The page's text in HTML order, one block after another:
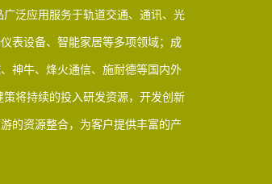
泛应用服务于轨道交通、通讯、光
表设备、智能家居等多项领域；成
神牛、烽火通信、施耐德等国内外
将持续的投入研发资源，开发创新
的资源整合，为客户提供丰富的产